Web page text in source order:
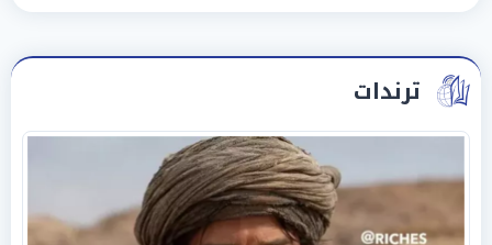
ترندات